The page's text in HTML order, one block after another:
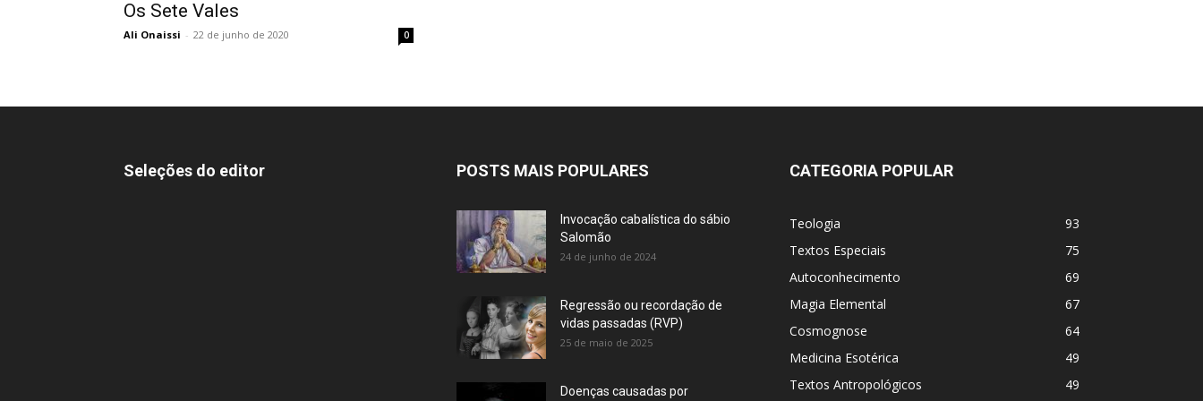
Os Sete Vales
Ali Onaissi - 22 de junho de 2020 0
Seleções do editor POSTS MAIS POPULARES
Invocação cabalística do sábio
Salomão
24 de junho de 2024
Regressão ou recordação de
vidas passadas (RVP)
25 de maio de 2025
Doenças causadas por
CATEGORIA POPULAR
Teologia
93
Textos Especiais
75
Autoconhecimento
69
Magia Elemental
67
Cosmognose
64
Medicina Esotérica
49
Textos Antropológicos
49